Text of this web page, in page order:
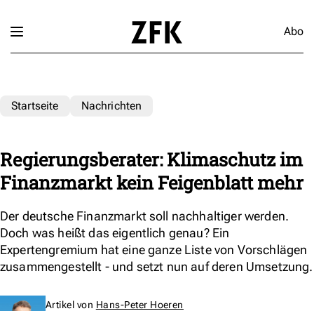
Abo
Startseite Nachrichten
Regierungsberater: Klimaschutz im
Finanzmarkt kein Feigenblatt mehr
Der deutsche Finanzmarkt soll nachhaltiger werden.
Doch was heißt das eigentlich genau? Ein
Expertengremium hat eine ganze Liste von Vorschlägen
zusammengestellt - und setzt nun auf deren Umsetzung.
Artikel von Hans-Peter Hoeren